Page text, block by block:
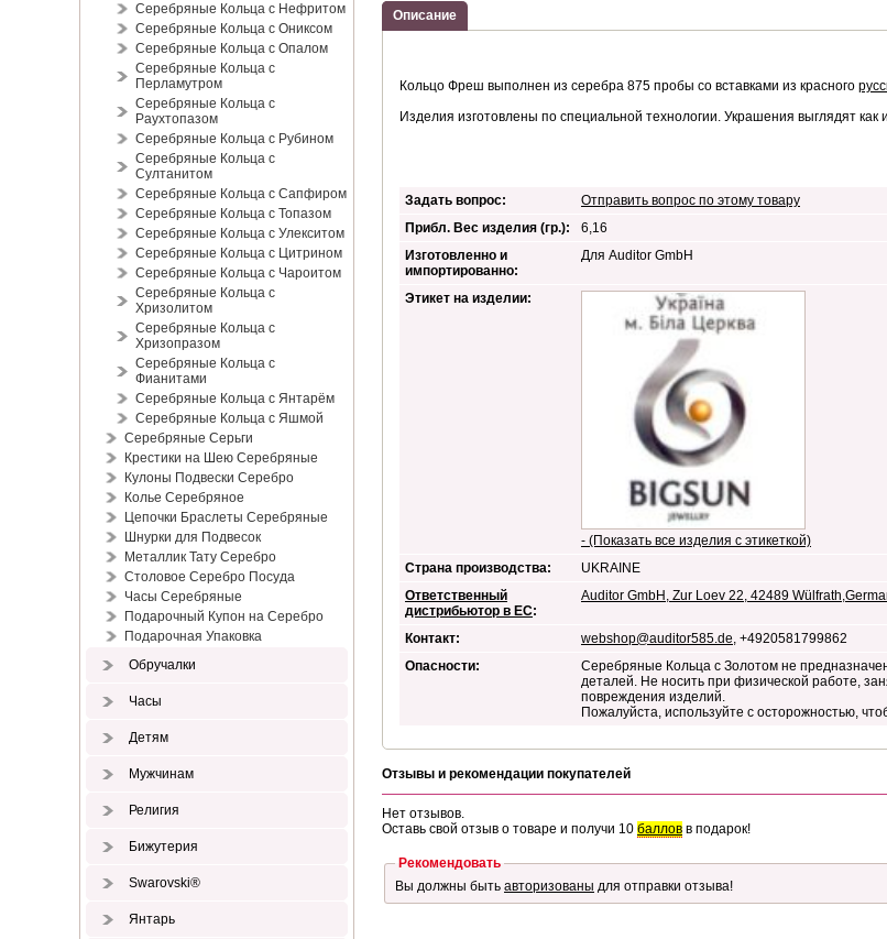
Серебряные Кольца с Нефритом
Серебряные Кольца с Ониксом
Серебряные Кольца с Опалом
Серебряные Кольца с
Перламутром
Серебряные Кольца с
Раухтопазом
Серебряные Кольца с Рубином
Серебряные Кольца с
Султанитом
Серебряные Кольца с Сапфиром
Серебряные Кольца с Топазом
Серебряные Кольца с Улекситом
Серебряные Кольца с Цитрином
Серебряные Кольца с Чароитом
Серебряные Кольца с
Хризолитом
Серебряные Кольца с
Хризопразом
Серебряные Кольца с
Фианитами
Серебряные Кольца с Янтарём
Серебряные Кольца с Яшмой
Серебряные Серьги
Крестики на Шею Серебряные
Кулоны Подвески Серебро
Колье Серебряное
Цепочки Браслеты Серебряные
Шнурки для Подвесок
Металлик Тату Серебро
Столовое Серебро Посуда
Часы Серебряные
Подарочный Купон на Серебро
Подарочная Упаковка
Обручалки
Часы
Детям
Мужчинам
Религия
Бижутерия
Swarovski®
Янтарь
Описание
Кольцо Фреш выполнен из серебра 875 пробы со вставками из красного
Изделия изготовлены по специальной технологии. Украшения выглядят как
Задать вопрос:
Отправить вопрос по этому товару
Прибл. Вес изделия (гр.):
6,16
Изготовленно и
импортированно:
Для Auditor GmbH
Этикет на изделии:
- (Показать все изделия с этикеткой)
Страна производства:
UKRAINE
Ответственный
дистрибьютор в ЕС:
Auditor GmbH, Zur Loev 22, 42489
Контакт: webshop@auditor585.de, +4920581799862
Опасности:
Серебряные Кольца с Золотом не
деталей. Не носить при физической работе,
повреждения изделий.
Пожалуйста, используйте с осторожностью,
Отзывы и рекомендации покупателей
Нет отзывов.
Оставь свой отзыв о товаре и получи 10 баллов в подарок!
Рекомендовать
Вы должны быть авторизованы для отправки отзыва!